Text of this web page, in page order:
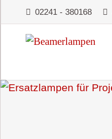
02241 - 380168